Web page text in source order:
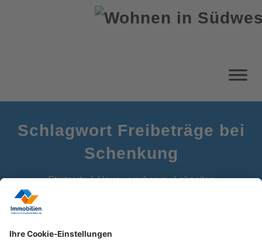
Schlagwort Freibeträge bei
Schenkung
Startseite Haus vererben zu Lebzeiten